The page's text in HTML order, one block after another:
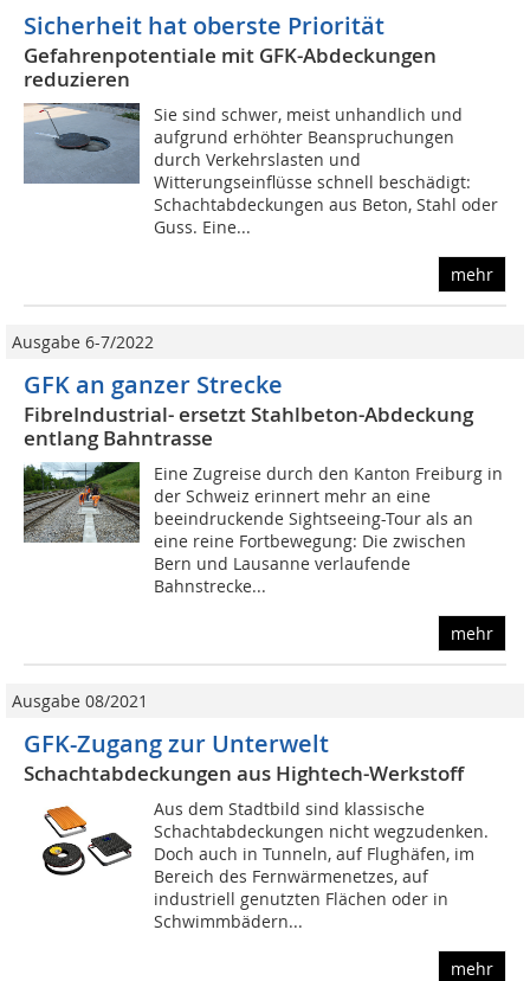
Sicherheit hat oberste Priorität
Gefahrenpotentiale mit GFK-Abdeckungen
reduzieren
Sie sind schwer, meist unhandlich und
aufgrund erhöhter Beanspruchungen
durch Verkehrslasten und
Witterungseinflüsse schnell beschädigt:
Schachtabdeckungen aus Beton, Stahl oder
Guss. Eine...
mehr
Ausgabe 6-7/2022
GFK an ganzer Strecke
FibreIndustrial- ersetzt Stahlbeton-Abdeckung
entlang Bahntrasse
Eine Zugreise durch den Kanton Freiburg in
der Schweiz erinnert mehr an eine
beeindruckende Sightseeing-Tour als an
eine reine Fortbewegung: Die zwischen
Bern und Lausanne verlaufende
Bahnstrecke...
mehr
Ausgabe 08/2021
GFK-Zugang zur Unterwelt
Schachtabdeckungen aus Hightech-Werkstoff
Aus dem Stadtbild sind klassische
Schachtabdeckungen nicht wegzudenken.
Doch auch in Tunneln, auf Flughäfen, im
Bereich des Fernwärmenetzes, auf
industriell genutzten Flächen oder in
Schwimmbädern...
mehr